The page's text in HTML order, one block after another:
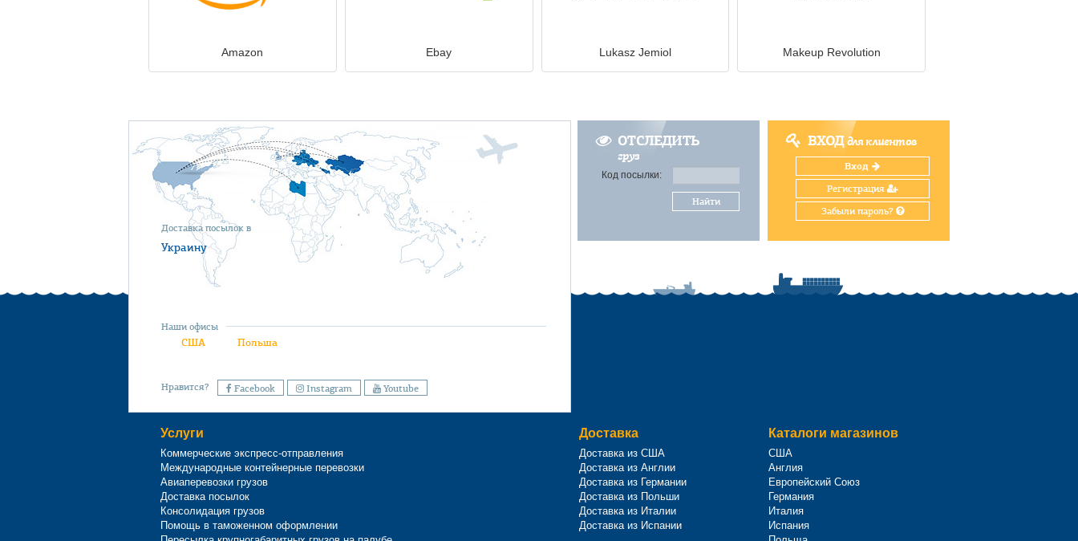
Amazon Ebay Lukasz Jemiol Makeup Revolution
ОТСЛЕДИТЬ
груз
Код посылки:
Найти
ВХОДдля клиентов
Вход
Регистрация
Забыли пароль?
Доставка посылок в
Украину
Наши офисы
США Польша
Нравится? Facebook Instagram Youtube
Услуги
Коммерческие экспресс-отправления
Международные контейнерные перевозки
Авиаперевозки грузов
Доставка посылок
Консолидация грузов
Помощь в таможенном оформлении
Доставка
Доставка из США
Доставка из Англии
Доставка из Германии
Доставка из Польши
Доставка из Италии
Доставка из Испании
Каталоги магазинов
США
Англия
Европейский Союз
Германия
Италия
Испания